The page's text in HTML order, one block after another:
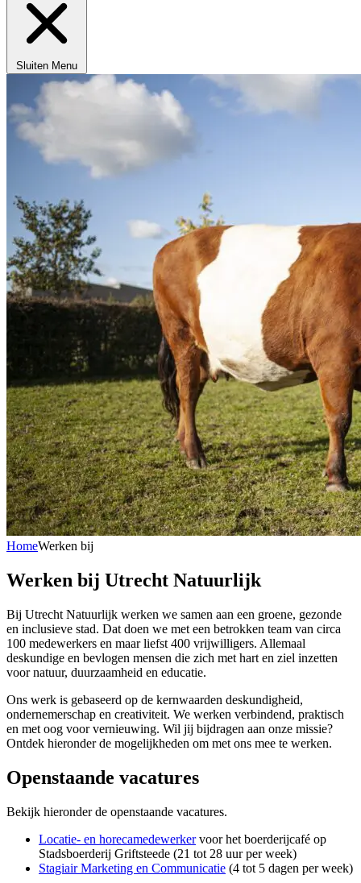
Sluiten Menu
HomeWerken bij
Werken bij Utrecht Natuurlijk
Bij Utrecht Natuurlijk werken we samen aan een groene, gezonde
en inclusieve stad. Dat doen we met een betrokken team van circa
100 medewerkers en maar liefst 400 vrijwilligers. Allemaal
deskundige en bevlogen mensen die zich met hart en ziel inzetten
voor natuur, duurzaamheid en educatie.
Ons werk is gebaseerd op de kernwaarden deskundigheid,
ondernemerschap en creativiteit. We werken verbindend, praktisch
en met oog voor vernieuwing. Wil jij bijdragen aan onze missie?
Ontdek hieronder de mogelijkheden om met ons mee te werken.
Openstaande vacatures
Bekijk hieronder de openstaande vacatures.
Locatie- en horecamedewerkervoor het boerderijcafé op
Stadsboerderij Griftsteede (21 tot 28 uur per week)
Stagiair Marketing en Communicatie (4 tot 5 dagen per week)